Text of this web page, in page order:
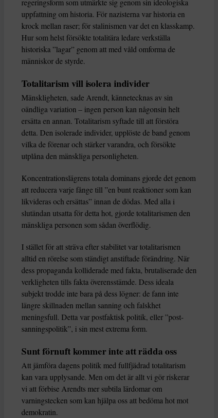
regeringsform som utmärkte sig genom sin ideologiska
uppfattning om historia. För nazisterna var historia en
krock mellan raser; för stalinismen var det en klasskamp.
Hur som helst försökte totalitära ledare verkställa
historiska ”lagar” genom att med våld omforma de
människor de styrde.
Totalitarism vill isolera individer
Mänskligheten, sade Arendt, kännetecknas av sin
oändliga variation – ingen person kan någonsin helt
ersätta en annan. Totalitarism syftade till att förstöra
detta. Den isolerade individer, upplöste de band genom
vilka de förenar och stärker varandra, och försökte
utplåna den mänskliga personligheten.
Koncentrationslägrens totala dominans gjorde det genom
att reducera varje fånge till ”en bunt reaktioner som kan
likvideras och ersättas” innan de dödas. Med alla i
slutändan utsatta för detta hot, gjorde totalitarismen den
mänskliga personen som sådan överflödig.
I stället för att sträva efter stabilitet var totalitarismen
alltid en rörelse som ständigt anstiftade förändring. När
dess propaganda kolliderade med fakta, brutaliserade den
verkligheten tills fakta överensstämde. Dess ideala
subjekt trodde inte bara på dess lögner: de fann inte
längre skillnaden mellan sanning och falskhet
meningsfull. Detta var postfaktisk politik, eller ”post-
sanningspolitik”, i sin mest extrema form.
Sunt förnuft kommer inte att rädda oss
Att jämföra dagens politik med fullfjädrad totalitarism
kan vara upplysande. Men om det är allt vi gör riskerar
vi att förbise Arendts mer subtila lärdomar om
varningstecken som kan hjälpa oss att bedöma hot mot
demokratin.